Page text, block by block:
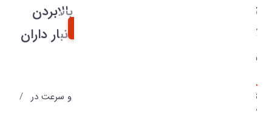
توسعه نرم افزاری قسمت انبار برای بالابردن
کارایی و سرعت در محیط انبار برای انبار داران
محترم در نرم افزار امگا
خانه
توسعه نرم افزاری قسمت انبار برای بالابردن کارایی و سرعت در
محیط انبار برای انبار داران محترم در نرم افزار امگا